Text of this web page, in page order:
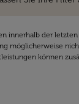
innerhalb der letzten
möglicherweise
können